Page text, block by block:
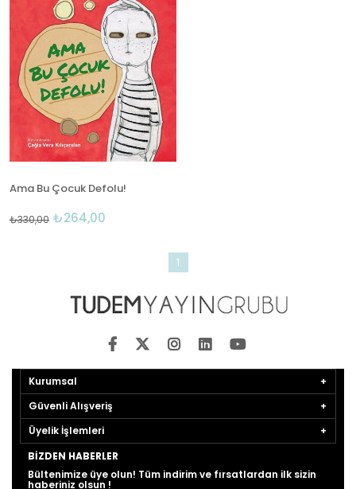
Ama Bu Çocuk Defolu!
₺264,00
₺330,00
1
Kurumsal
Güvenli Alışveriş
Üyelik İşlemleri
BIZDEN HABERLER
Bültenimize üye olun! Tüm indirim ve fırsatlardan ilk sizin
haberiniz olsun !